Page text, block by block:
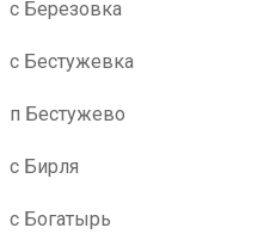
с Березовка
с Бестужевка
п Бестужево
с Бирля
с Богатырь